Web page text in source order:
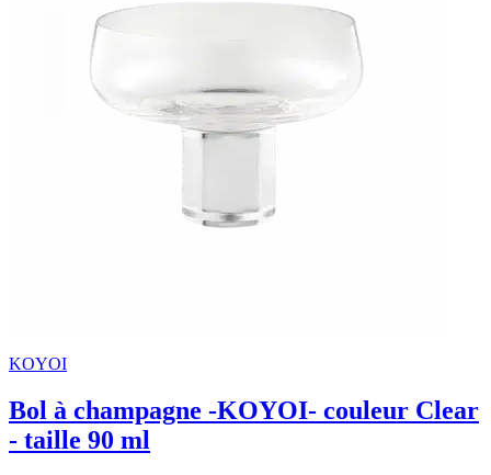
KOYOI
Bol à champagne -KOYOI- couleur Clear
- taille 90 ml